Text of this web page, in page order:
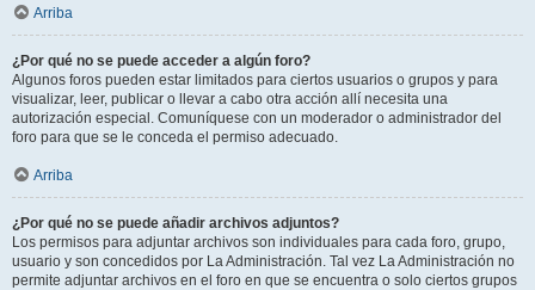
Arriba
¿Por qué no se puede acceder a algún foro?
Algunos foros pueden estar limitados para ciertos usuarios o grupos y para
visualizar, leer, publicar o llevar a cabo otra acción allí necesita una
autorización especial. Comuníquese con un moderador o administrador del
foro para que se le conceda el permiso adecuado.
Arriba
¿Por qué no se puede añadir archivos adjuntos?
Los permisos para adjuntar archivos son individuales para cada foro, grupo,
usuario y son concedidos por La Administración. Tal vez La Administración no
permite adjuntar archivos en el foro en que se encuentra o solo ciertos grupos